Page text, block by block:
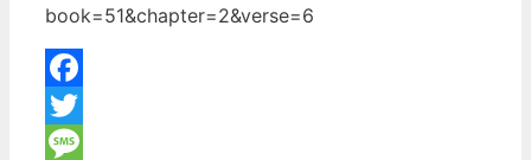
book=51&chapter=2&verse=6
Facebook
Twitter